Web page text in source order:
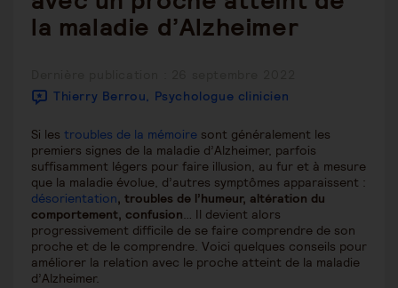
la maladie d’Alzheimer
publiée :
Thierry Berrou, Psychologue clinicien
Si les troubles de la mémoire sont généralement les
premiers signes de la maladie d’Alzheimer, parfois
suffisamment légers pour faire illusion, au fur et à mesure
que la maladie évolue, d’autres symptômes apparaissent :
désorientation, troubles de l’humeur, altération du
comportement, confusion… Il devient alors
progressivement difficile de se faire comprendre de son
proche et de le comprendre. Voici quelques conseils pour
améliorer la relation avec le proche atteint de la maladie
d’Alzheimer.